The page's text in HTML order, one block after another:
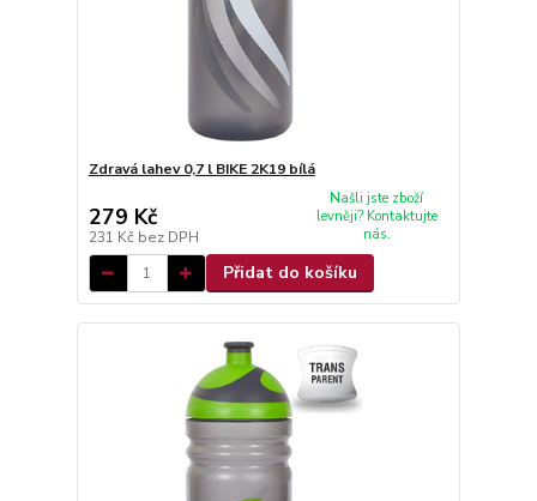
Zdravá lahev 0,7 l BIKE 2K19 bílá
279 Kč
231 Kč bez DPH
Našli jste zboží
levněji? Kontaktujte
nás.
Přidat do košíku